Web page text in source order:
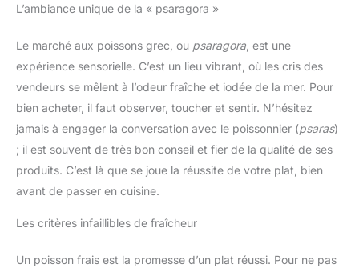
L’ambiance unique de la « psaragora »
Le marché aux poissons grec, ou psaragora , est une
expérience sensorielle. C’est un lieu vibrant, où les cris des
vendeurs se mêlent à l’odeur fraîche et iodée de la mer. Pour
bien acheter, il faut observer, toucher et sentir. N’hésitez
jamais à engager la conversation avec le poissonnier (psaras)
; il est souvent de très bon conseil et fier de la qualité de ses
produits. C’est là que se joue la réussite de votre plat, bien
avant de passer en cuisine.
Les critères infaillibles de fraîcheur
Un poisson frais est la promesse d’un plat réussi. Pour ne pas